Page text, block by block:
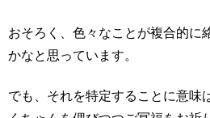
おそろく、色々なことが複合的に
かなと思っています。
でも、それを特定することに意味